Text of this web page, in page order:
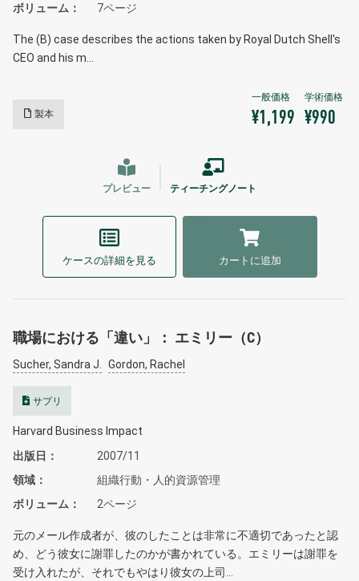
ボリューム 7ページ
The (B) case describes the actions taken by Royal Dutch Shell's
CEO and his m…
製本 ¥1,199 ¥990
プレビュー ティーチングノート
ケースの詳細を見る カートに追加
職場における「違い」： エミリー（C）
Sucher, Sandra J. Gordon, Rachel
サプリ
Harvard Business Impact
出版日
2007/11
領域
組織行動・人的資源管理
ボリューム
2ページ
元のメール作成者が、彼のしたことは非常に不適切であったと認
め、どう彼女に謝罪したのかが書かれている。エミリーは謝罪を
受け入れたが、それでもやはり彼女の上司…